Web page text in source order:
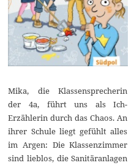
Mika, die Klassensprecherin
der 4a, führt uns als Ich-
Erzählerin durch das Chaos. An
ihrer Schule liegt gefühlt alles
im Argen: Die Klassenzimmer
sind lieblos, die Sanitäranlagen